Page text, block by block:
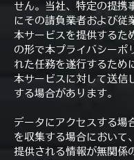
せん。当社、特定の提携
にその請負業者および従
本サービスを提供するた
の形で本プライバシーポ
れた任務を遂行するため
本サービスに対して送信
する場合があります。
データにアクセスする場
を収集する場合において
提供される情報が無関係